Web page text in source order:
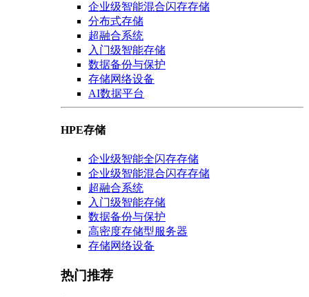
企业级智能混合闪存存储
分布式存储
超融合系统
入门级智能存储
数据备份与保护
存储网络设备
AI数据平台
HPE存储
企业级智能全闪存存储
企业级智能混合闪存存储
超融合系统
入门级智能存储
数据备份与保护
高密度存储型服务器
存储网络设备
热门推荐